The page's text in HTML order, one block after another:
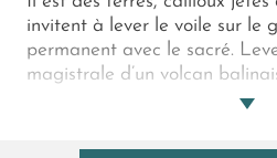
invitent à lever le voile sur le
permanent avec le sacré.
magistrale d’un volcan
de brume et de cendres.
en pays Toraja, les défunts